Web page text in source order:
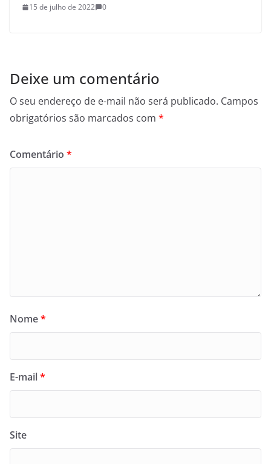
15 de julho de 2022 0
Deixe um comentário
O seu endereço de e-mail não será publicado. Campos
obrigatórios são marcados com *
Comentário *
Nome*
E-mail*
Site